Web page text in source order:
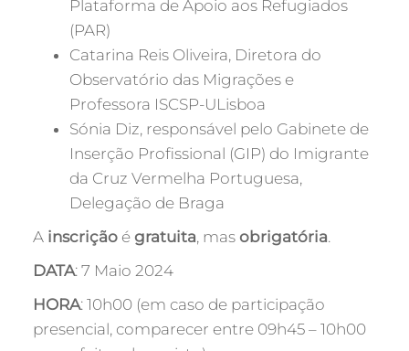
Plataforma de Apoio aos Refugiados
(PAR)
Catarina Reis Oliveira, Diretora do
Observatório das Migrações e
Professora ISCSP-ULisboa
Sónia Diz, responsável pelo Gabinete de
Inserção Profissional (GIP) do Imigrante
da Cruz Vermelha Portuguesa,
Delegação de Braga
A inscriçãoé gratuita, mas obrigatória.
DATA: 7 Maio 2024
HORA: 10h00 (em caso de participação
presencial, comparecer entre 09h45 – 10h00